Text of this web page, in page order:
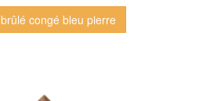
congé bleu pierre